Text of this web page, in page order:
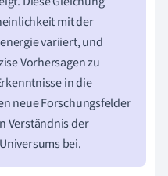
mit der
variiert, und
Vorhersagen zu
in die
neue Forschungsfelder
Verständnis der
bei.